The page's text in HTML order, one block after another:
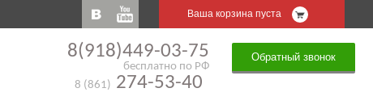
Ваша корзина пуста
8(918)449-03-75
бесплатно по РФ
8 (861) 274-53-40
Обратный звонок